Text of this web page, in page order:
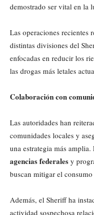
demostrado ser vital en la
Las operaciones recientes
distintas divisiones del
enfocadas en reducir los
las drogas más letales
Colaboración con
Las autoridades han
comunidades locales y
una estrategia más
agencias federales y
buscan mitigar el
Además, el Sheriff ha
actividad sospechosa